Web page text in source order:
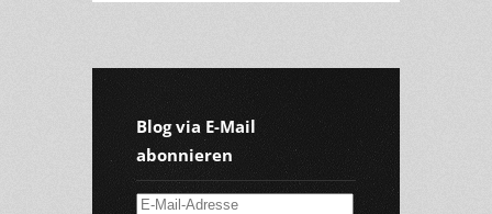
Blog via E-Mail
abonnieren
E-